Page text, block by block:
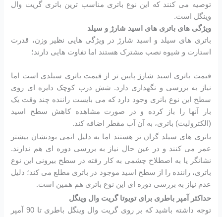
توصیه می کنند که این نوع باتری مناسب ترین باتری گریت وال
وینگل است.
ویژگی های باتری های اسید شارژ و سیلد
باتری های سیلد و اسید شارژ در ویژگی هایی نظیر وزن، قدرت
استارت و شیوه نصب مشترک هستند اما تفاوت هایی دارند؛
قیمت باتری اسید شارژ پایین تر از قیمت باتری سیلدی است اما
نیاز به بررسی و نگهداری دارد. شش درب کوچک دایره ای روی
سطح این نوع باتری وجود دارد که می بایست راننده چند وقت یک
بار آنها را باز کرده و در صورت مشاهده کاهش سطح اسید
(الکترولیت) باتری، به آن آب مقطر اضافه کند.
باتری های سیلد گران تر هستند اما به دلیل اتمی بودنشان بیشتر
عمر می کنند و در عین حال نیاز به بررسی دوره ای هم ندارند.
نشانگر یا به اصطلاح چشمی به کار رفته در سطح بیرونی این نوع
باتری، راننده را از سطح اسید موجود در باتری مطلع می کند؛ دلیل
عدم نیاز به بررسی دوره ای این نوع باتری هم همین است.
حداکثر آمپر باطری برای تویوتا گریت وال وینگل
توجه داشته باشید که بر روی گریت وال وینگل باطری تا 90 آمپر